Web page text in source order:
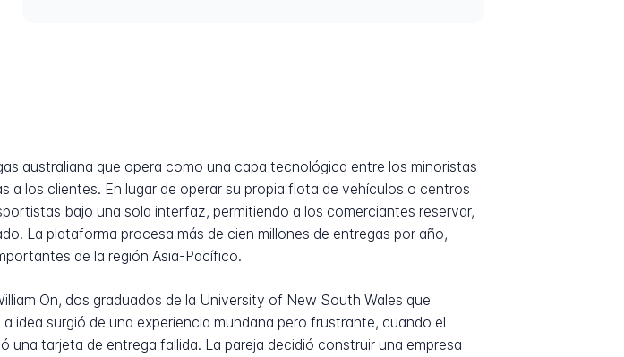
australiana que opera como una capa tecnológica entre los minoristas
los clientes. En lugar de operar su propia flota de vehículos o centros
bajo una sola interfaz, permitiendo a los comerciantes reservar,
La plataforma procesa más de cien millones de entregas por año,
de la región Asia-Pacífico.
On, dos graduados de la University of New South Wales que
surgió de una experiencia mundana pero frustrante, cuando el
tarjeta de entrega fallida. La pareja decidió construir una empresa